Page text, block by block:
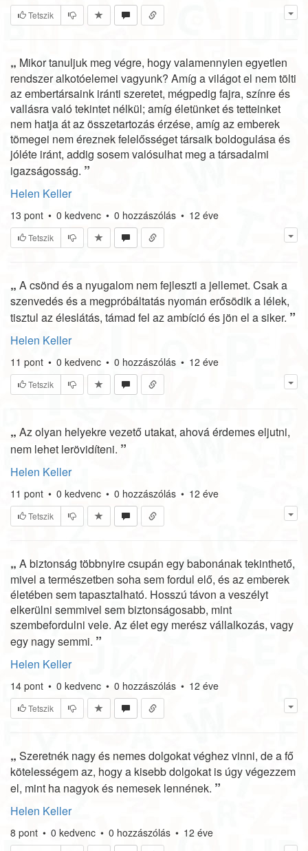
Tetszik
„ Mikor tanuljuk meg végre, hogy valamennyien egyetlen
rendszer alkotóelemei vagyunk? Amíg a világot el nem tölti
az embertársaink iránti szeretet, mégpedig fajra, színre és
vallásra való tekintet nélkül; amíg életünket és tetteinket
nem hatja át az összetartozás érzése, amíg az emberek
tömegei nem éreznek felelősséget társaik boldogulása és
jóléte iránt, addig sosem valósulhat meg a társadalmi
igazságosság. ”
Helen Keller
13 pont • 0 kedvenc • 0 hozzászólás • 12 éve
Tetszik
„ A csönd és a nyugalom nem fejleszti a jellemet. Csak a
szenvedés és a megpróbáltatás nyomán erősödik a lélek,
tisztul az éleslátás, támad fel az ambíció és jön el a siker. ”
Helen Keller
11 pont • 0 kedvenc • 0 hozzászólás • 12 éve
Tetszik
„ Az olyan helyekre vezető utakat, ahová érdemes eljutni,
nem lehet lerövidíteni. ”
Helen Keller
11 pont • 0 kedvenc • 0 hozzászólás • 12 éve
Tetszik
„ A biztonság többnyire csupán egy babonának tekinthető,
mivel a természetben soha sem fordul elő, és az emberek
életében sem tapasztalható. Hosszú távon a veszélyt
elkerülni semmivel sem biztonságosabb, mint
szembefordulni vele. Az élet egy merész vállalkozás, vagy
egy nagy semmi. ”
Helen Keller
14 pont • 0 kedvenc • 0 hozzászólás • 12 éve
Tetszik
„ Szeretnék nagy és nemes dolgokat véghez vinni, de a fő
kötelességem az, hogy a kisebb dolgokat is úgy végezzem
el, mint ha nagyok és nemesek lennének. ”
Helen Keller
8 pont • 0 kedvenc • 0 hozzászólás • 12 éve